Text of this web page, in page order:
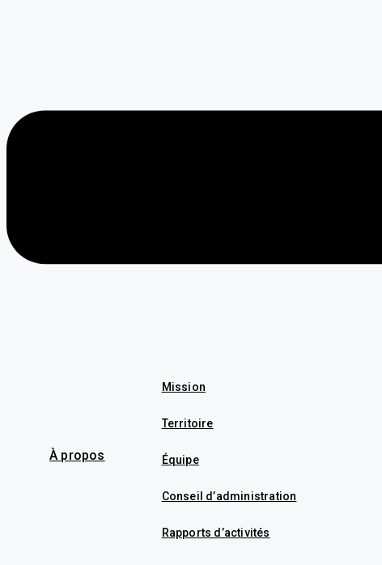
À propos
Mission
Territoire
Équipe
Conseil d’administration
Rapports d’activités